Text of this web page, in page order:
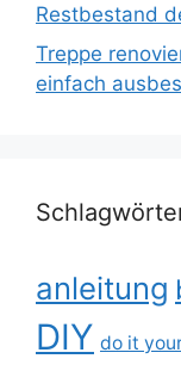
Restbestand
Treppe
einfach
anleitung
DIY do it